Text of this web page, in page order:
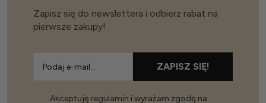
Zapisz się do newslettera i odbierz rabat na
pierwsze zakupy!
ZAPISZ SIĘ!
Akceptuję regulamin i wyrażam zgodę na